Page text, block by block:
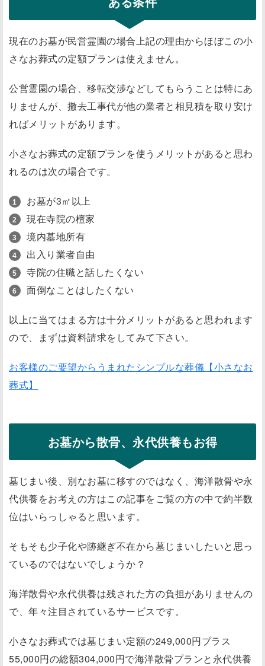
現在のお墓が民営霊園の場合上記の理由からほぼこの小
さなお葬式の定額プランは使えません。
公営霊園の場合、移転交渉などしてもらうことは特にあ
りませんが、 撤去工事代が他の業者と相見積を取り安け
ればメリットがあります。
小さなお葬式の定額プランを使うメリットがあると思わ
れるのは次の場合です。
お墓が3㎡以上
現在寺院の檀家
境内墓地所有
出入り業者自由
寺院の住職と話したくない
面倒なことはしたくない
以上に当てはまる方は十分メリットがあると思われます
ので、まずは資料請求をしてみて下さい。
お客様のご要望からうまれたシンプルな葬儀【小さなお
葬式】
お墓から散骨、永代供養もお得
墓じまい後、別なお墓に移すのではなく、海洋散骨や永
代供養をお考えの方はこの記事をご覧の方の中で約半数
位はいらっしゃると思います。
そもそも少子化や跡継ぎ不在から墓じまいしたいと思っ
ているのではないでしょうか？
海洋散骨や永代供養は残された方の負担がありませんの
で、年々注目されているサービスです。
小さなお葬式では墓じまい定額の249,000円プラス
55,000円の総額304,000円で海洋散骨プランと永代供養